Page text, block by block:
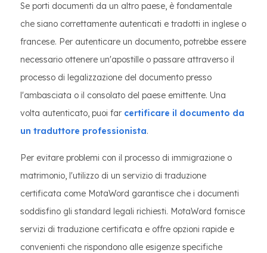
Se porti documenti da un altro paese, è fondamentale
che siano correttamente autenticati e tradotti in inglese o
francese. Per autenticare un documento, potrebbe essere
necessario ottenere un'apostille o passare attraverso il
processo di legalizzazione del documento presso
l'ambasciata o il consolato del paese emittente. Una
volta autenticato, puoi far certificare il documento da
un traduttore professionista.
Per evitare problemi con il processo di immigrazione o
matrimonio, l'utilizzo di un servizio di traduzione
certificata come MotaWord garantisce che i documenti
soddisfino gli standard legali richiesti. MotaWord fornisce
servizi di traduzione certificata e offre opzioni rapide e
convenienti che rispondono alle esigenze specifiche